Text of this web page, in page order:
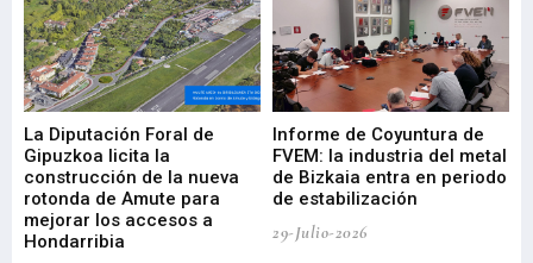
La Diputación Foral de
Gipuzkoa licita la
construcción de la nueva
rotonda de Amute para
mejorar los accesos a
Hondarribia
Informe de Coyuntura de
FVEM: la industria del metal
de Bizkaia entra en periodo
de estabilización
29-Julio-2026